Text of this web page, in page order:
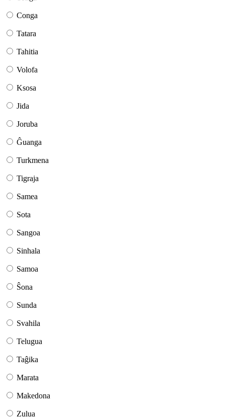
Conga
Tatara
Tahitia
Volofa
Ksosa
Jida
Joruba
Ĝuanga
Turkmena
Tigraja
Samea
Sota
Sangoa
Sinhala
Samoa
Ŝona
Sunda
Svahila
Telugua
Taĝika
Marata
Makedona
Zulua